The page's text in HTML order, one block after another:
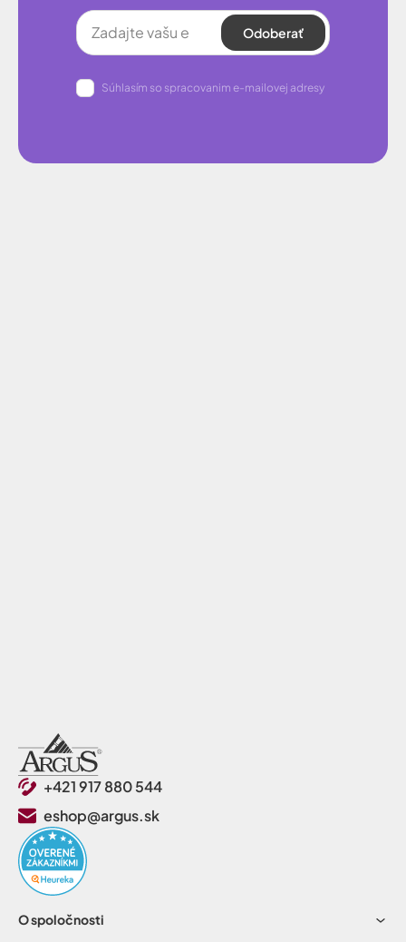
Odoberať
Súhlasím so spracovanim e-mailovej adresy
+421 917 880 544
eshop@argus.sk
O spoločnosti